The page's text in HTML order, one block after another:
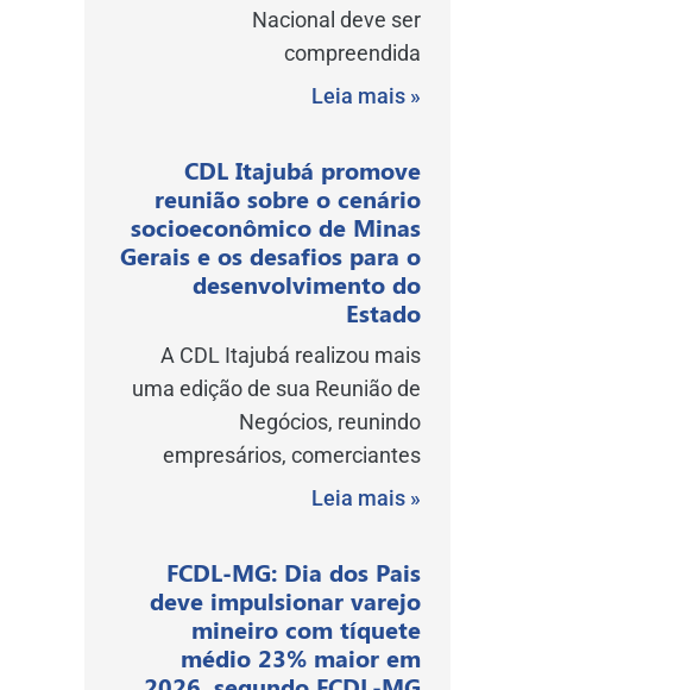
Nacional deve ser
compreendida
Leia mais »
CDL Itajubá promove
reunião sobre o cenário
socioeconômico de Minas
Gerais e os desafios para o
desenvolvimento do
Estado
A CDL Itajubá realizou mais
uma edição de sua Reunião de
Negócios, reunindo
empresários, comerciantes
Leia mais »
FCDL-MG: Dia dos Pais
deve impulsionar varejo
mineiro com tíquete
médio 23% maior em